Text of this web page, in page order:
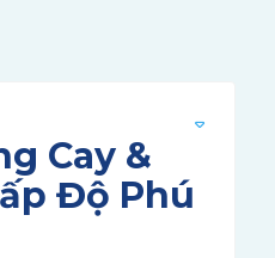
Cay &
Độ Phú